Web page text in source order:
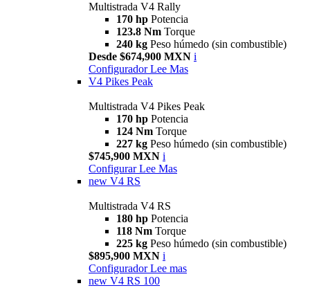
Multistrada V4 Rally
170 hp Potencia
123.8 Nm Torque
240 kg Peso húmedo (sin combustible)
Desde $674,900 MXN i
Configurador Lee Mas
V4 Pikes Peak
Multistrada V4 Pikes Peak
170 hp Potencia
124 Nm Torque
227 kg Peso húmedo (sin combustible)
$745,900 MXN i
Configurar Lee Mas
new V4 RS
Multistrada V4 RS
180 hp Potencia
118 Nm Torque
225 kg Peso húmedo (sin combustible)
$895,900 MXN i
Configurador Lee mas
new V4 RS 100